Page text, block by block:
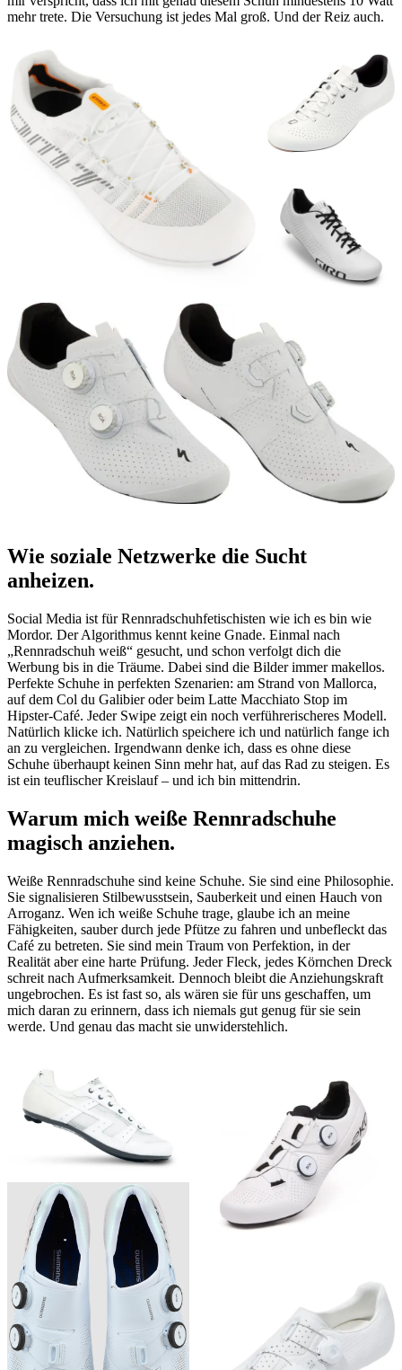
mehr trete. Die Versuchung ist jedes Mal groß. Und der Reiz auch.
Wie soziale Netzwerke die Sucht
anheizen.
Social Media ist für Rennradschuhfetischisten wie ich es bin wie
Mordor. Der Algorithmus kennt keine Gnade. Einmal nach
„Rennradschuh weiß“ gesucht, und schon verfolgt dich die
Werbung bis in die Träume. Dabei sind die Bilder immer makellos.
Perfekte Schuhe in perfekten Szenarien: am Strand von Mallorca,
auf dem Col du Galibier oder beim Latte Macchiato Stop im
Hipster-Café. Jeder Swipe zeigt ein noch verführerischeres Modell.
Natürlich klicke ich. Natürlich speichere ich und natürlich fange ich
an zu vergleichen. Irgendwann denke ich, dass es ohne diese
Schuhe überhaupt keinen Sinn mehr hat, auf das Rad zu steigen. Es
ist ein teuflischer Kreislauf – und ich bin mittendrin.
Warum mich weiße Rennradschuhe
magisch anziehen.
Weiße Rennradschuhe sind keine Schuhe. Sie sind eine Philosophie.
Sie signalisieren Stilbewusstsein, Sauberkeit und einen Hauch von
Arroganz. Wen ich weiße Schuhe trage, glaube ich an meine
Fähigkeiten, sauber durch jede Pfütze zu fahren und unbefleckt das
Café zu betreten. Sie sind mein Traum von Perfektion, in der
Realität aber eine harte Prüfung. Jeder Fleck, jedes Körnchen Dreck
schreit nach Aufmerksamkeit. Dennoch bleibt die Anziehungskraft
ungebrochen. Es ist fast so, als wären sie für uns geschaffen, um
mich daran zu erinnern, dass ich niemals gut genug für sie sein
werde. Und genau das macht sie unwiderstehlich.